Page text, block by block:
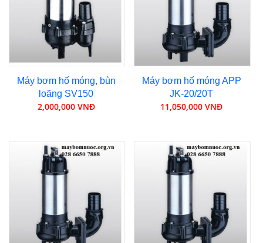
Máy bơm hố móng, bùn
loãng SV150
2,000,000 VNĐ
Máy bơm hố móng APP
JK-20/20T
11,050,000 VNĐ